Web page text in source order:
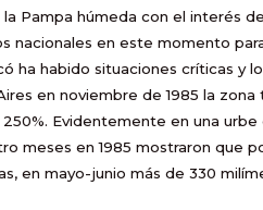
Pampa húmeda con el interés
nacionales en este momento
ha habido situaciones críticas y
en noviembre de 1985 la
Evidentemente en una
meses en 1985 mostraron que
en mayo-junio más de 330